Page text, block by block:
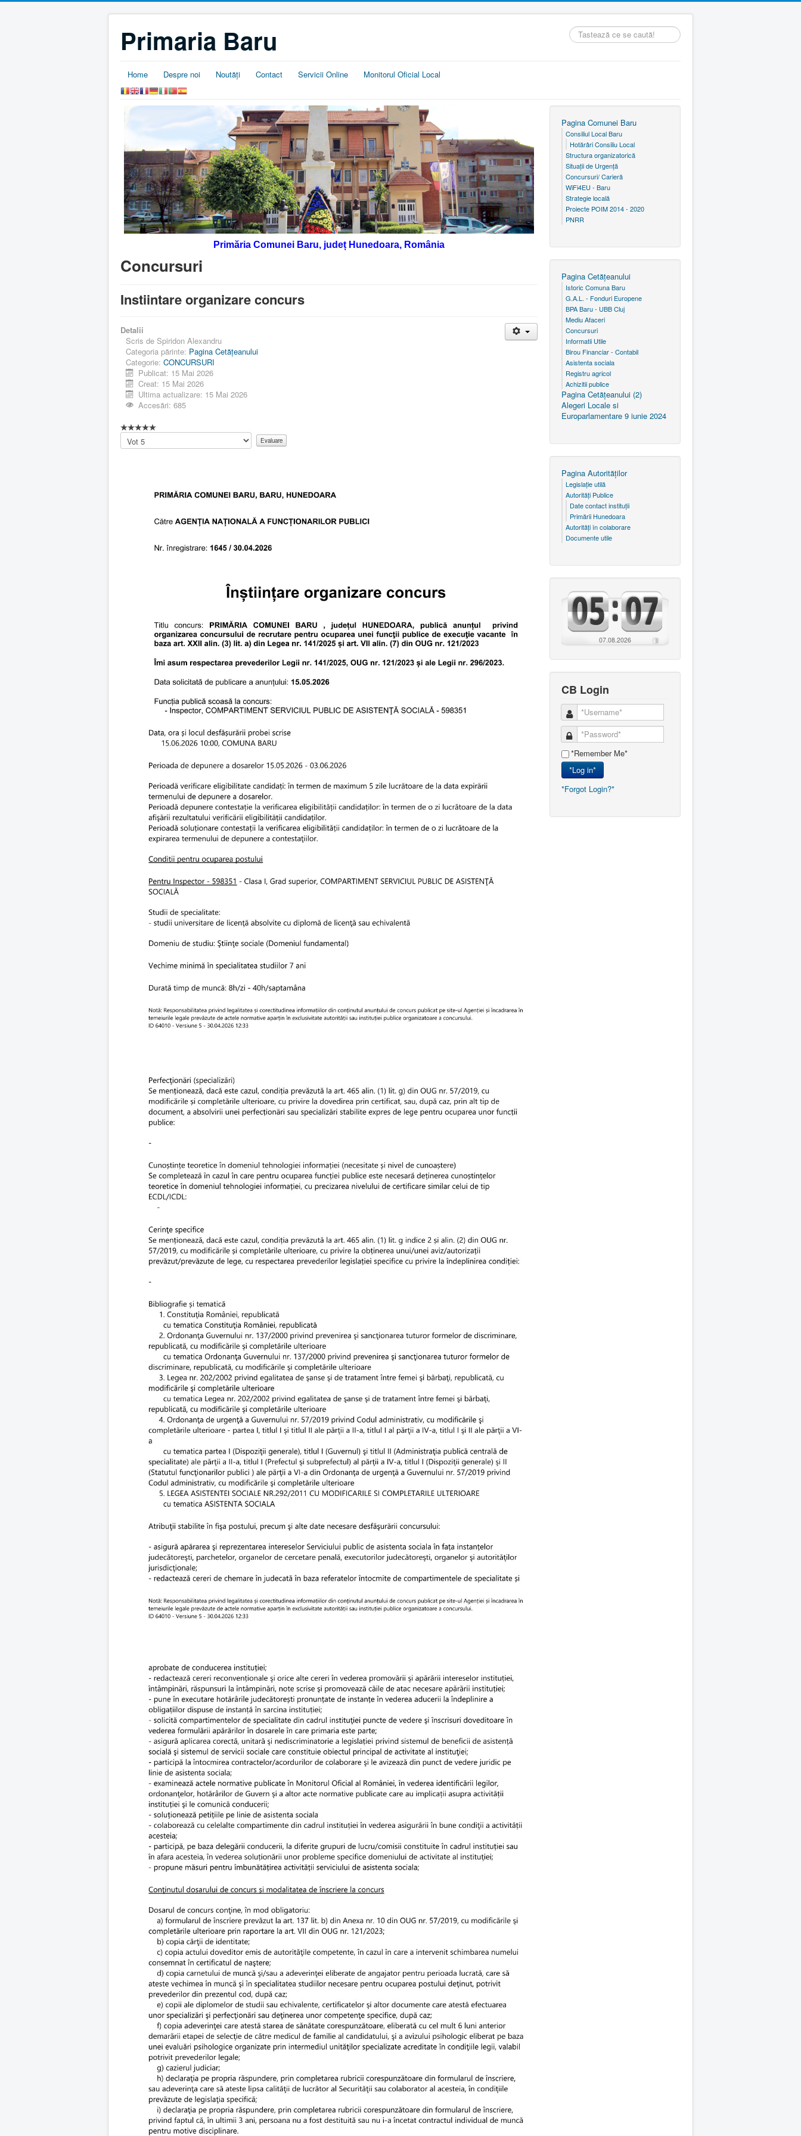
Primaria Baru
Căutare
...
Home Despre noi Noutăţi Contact Servicii Online Monitorul Oficial Local
Primăria Comunei Baru, județ Hunedoara, România
Concursuri
Instiintare organizare concurs
Detalii
Scris de Spiridon Alexandru
Categoria părinte: Pagina Cetăţeanului
Categorie: CONCURSURI
Publicat: 15 Mai 2026
Creat: 15 Mai 2026
Ultima actualizare: 15 Mai 2026
Accesări: 685
Vă
rugăm
Pagina Comunei Baru
Consiliul Local Baru
Hotărâri Consiliu Local
Structura organizatorică
Situaţii de Urgenţă
Concursuri/ Carieră
WiFi4EU - Baru
Strategie locală
Proiecte POIM 2014 - 2020
PNRR
Pagina Cetăţeanului
Istoric Comuna Baru
G.A.L. - Fonduri Europene
BPA Baru - UBB Cluj
Mediu Afaceri
Concursuri
Informatii Utile
Birou Financiar - Contabil
Asistenta sociala
Registru agricol
Achizitii publice
Pagina Cetăţeanului (2)
Alegeri Locale si
Europarlamentare 9 iunie 2024
Pagina Autorităţilor
Legislaţie utilă
Autorităţi Publice
Date contact instituţii
Primării Hunedoara
Autorităţi în colaborare
Documente utile
07.08.2026
CB Login
*Remember Me*
*Log in*
*Forgot Login?*